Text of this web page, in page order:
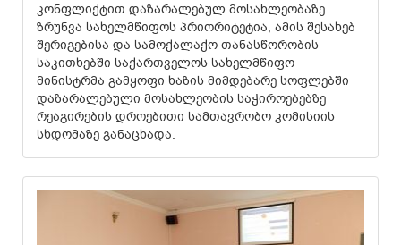
კონფლიქტით დაზარალებულ მოსახლეობაზე
ზრუნვა სახელმწიფოს პრიორიტეტია, ამის შესახებ
შერიგებისა და სამოქალაქო თანასწორობის
საკითხებში საქართველოს სახელმწიფო
მინისტრმა გამყოფი ხაზის მიმდებარე სოფლებში
დაზარალებული მოსახლეობის საჭიროებებზე
რეაგირების დროებითი სამთავრობო კომისიის
სხდომაზე განაცხადა.